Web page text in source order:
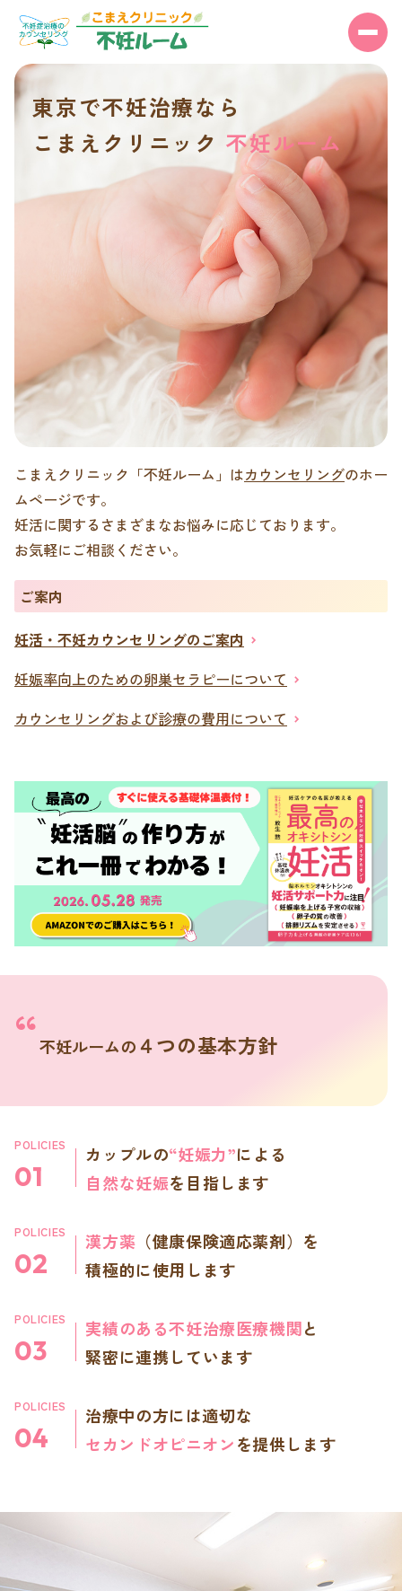
東京で不妊治療なら
こまえクリニック不妊ルーム
こまえクリニック「不妊ルーム」はカウンセリングのホー
ムページです。
妊活に関するさまざまなお悩みに応じております。
お気軽にご相談ください。
ご案内
妊活・不妊カウンセリングのご案内
妊娠率向上のための卵巣セラピーについて
カウンセリングおよび診療の費用について
不妊ルームの４つの基本方針
POLICIES
01
カップルの“妊娠力”による
自然な妊娠を目指します
POLICIES
02
漢方薬 （健康保険適応薬剤）を
積極的に使用します
POLICIES
03
実績のある不妊治療医療機関と
緊密に連携しています
POLICIES
04
治療中の方には適切な
セカンドオピニオンを提供します